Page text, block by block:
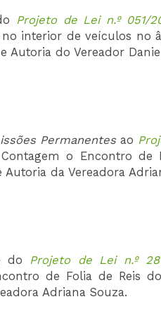
Projeto de Lei n.º 051/
interior de veículos no
Autoria do Vereador
Permanentes ao
o Encontro de
da Vereadora
do Projeto de Lei n.º
de Folia de Reis
Adriana Souza.